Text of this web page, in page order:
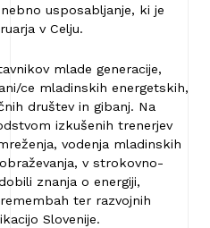
usposabljanje, ki je
v Celju.
mlade generacije,
ce mladinskih energetskih,
društev in gibanj. Na
izkušenih trenerjev
vodenja mladinskih
v strokovno-
znanja o energiji,
ter razvojnih
Slovenije.